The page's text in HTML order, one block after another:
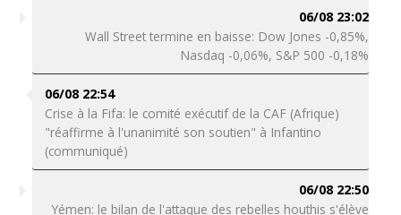
06/08 23:02
Wall Street termine en baisse: Dow Jones -0,85%,
Nasdaq -0,06%, S&P 500 -0,18%
06/08 22:54
Crise à la Fifa: le comité exécutif de la CAF (Afrique)
"réaffirme à l'unanimité son soutien" à Infantino
(communiqué)
06/08 22:50
Yémen: le bilan de l'attaque des rebelles houthis s'élève